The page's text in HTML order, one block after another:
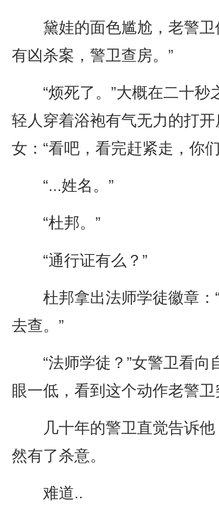
黛娃的面色尴尬，老警卫
有凶杀案，警卫查房。”
“烦死了。”大概在二十秒
轻人穿着浴袍有气无力的打
女：“看吧，看完赶紧走，你
“...姓名。”
“杜邦。”
“通行证有么？”
杜邦拿出法师学徒徽章：“
去查。”
“法师学徒？”女警卫看向
眼一低，看到这个动作老警
几十年的警卫直觉告诉他
然有了杀意。
难道..